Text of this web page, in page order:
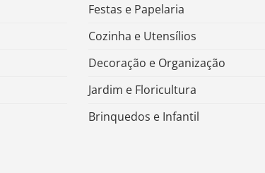
Festas e Papelaria
Cozinha e Utensílios
Decoração e Organização
Jardim e Floricultura
Brinquedos e Infantil